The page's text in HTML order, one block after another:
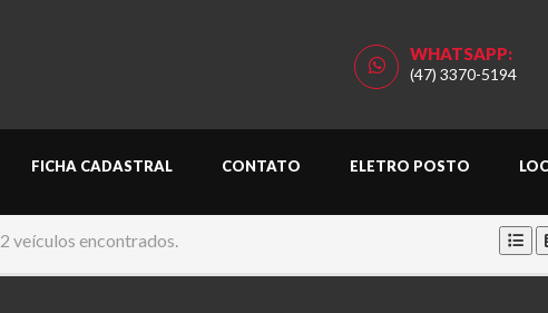
WHATSAPP:
(47) 3370-5194
FICHA CADASTRAL CONTATO ELETRO POSTO
2 veículos encontrados.